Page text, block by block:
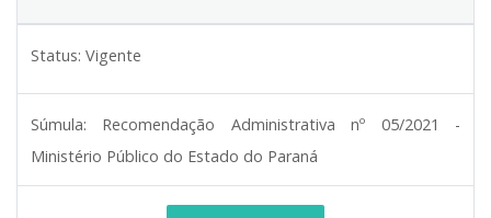
Status: Vigente
Súmula:
Recomendação Administrativa nº 05/2021 -
Ministério Público do Estado do Paraná